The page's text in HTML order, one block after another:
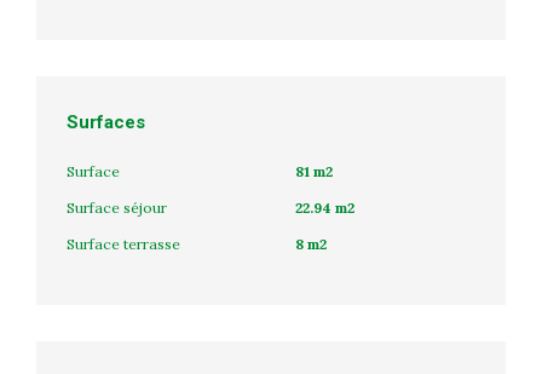
Surfaces
Surface
81 m2
Surface séjour
22.94 m2
Surface terrasse
8 m2